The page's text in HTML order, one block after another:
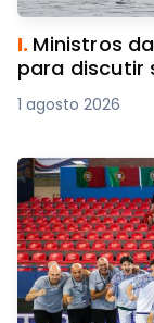
I. Ministros
para discutir
1 agosto 2026